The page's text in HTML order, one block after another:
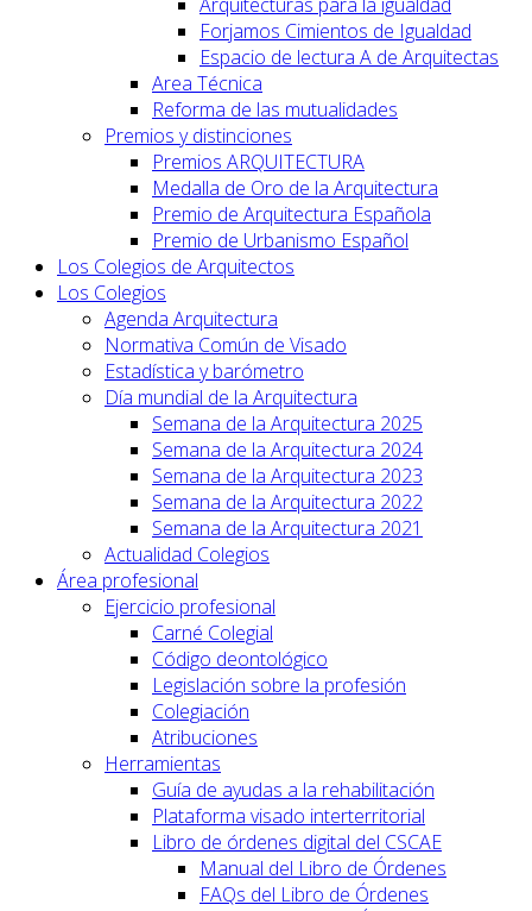
Forjamos Cimientos de Igualdad
Espacio de lectura A de Arquitectas
Area Técnica
Reforma de las mutualidades
Premios y distinciones
Premios ARQUITECTURA
Medalla de Oro de la Arquitectura
Premio de Arquitectura Española
Premio de Urbanismo Español
Los Colegios de Arquitectos
Los Colegios
Agenda Arquitectura
Normativa Común de Visado
Estadística y barómetro
Día mundial de la Arquitectura
Semana de la Arquitectura 2025
Semana de la Arquitectura 2024
Semana de la Arquitectura 2023
Semana de la Arquitectura 2022
Semana de la Arquitectura 2021
Actualidad Colegios
Área profesional
Ejercicio profesional
Carné Colegial
Código deontológico
Legislación sobre la profesión
Colegiación
Atribuciones
Herramientas
Guía de ayudas a la rehabilitación
Plataforma visado interterritorial
Libro de órdenes digital del CSCAE
Manual del Libro de Órdenes
FAQs del Libro de Órdenes